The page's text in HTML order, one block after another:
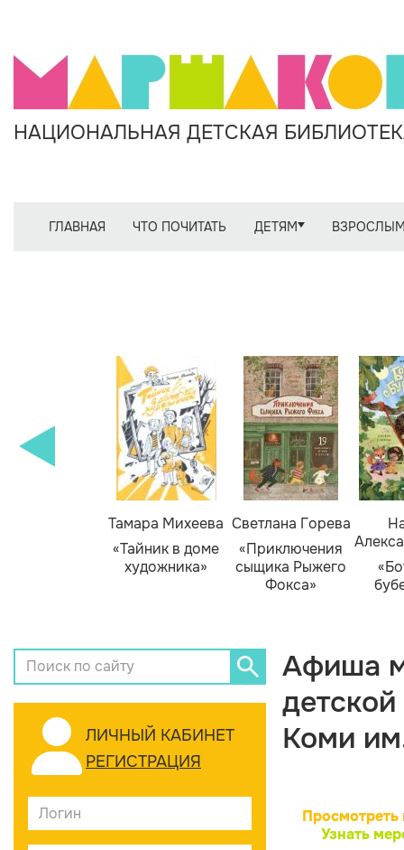
НАЦИОНАЛЬНАЯ ДЕТСКАЯ
ГЛАВНАЯ ЧТО ПОЧИТАТЬ ДЕТЯМ
Тамара Михеева
«Тайник в доме
художника»
Светлана Горева
«Приключения
сыщика Рыжего
Фокса»
ЛИЧНЫЙ КАБИНЕТ
РЕГИСТРАЦИЯ
Афиша
Коми
Просмотреть
Узнать